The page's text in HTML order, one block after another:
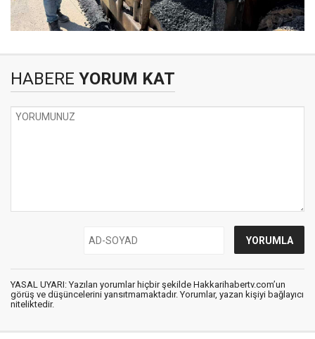
HABERE YORUM KAT
YASAL UYARI: Yazılan yorumlar hiçbir şekilde Hakkarihabertv.com’un
görüş ve düşüncelerini yansıtmamaktadır. Yorumlar, yazan kişiyi bağlayıcı
niteliktedir.